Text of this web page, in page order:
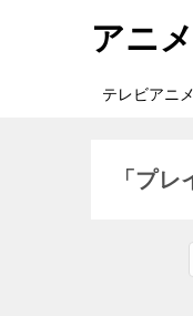
アニ
テレビアニメ
「プ